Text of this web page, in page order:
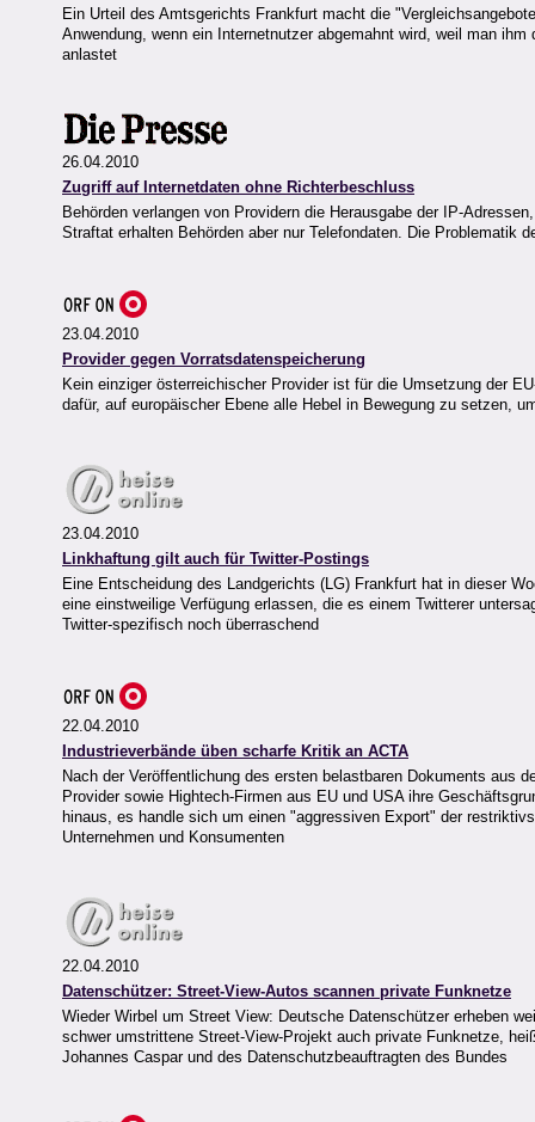
Ein Urteil des Amtsgerichts Frankfurt macht die
Anwendung, wenn ein Internetnutzer abgemahnt wird, weil man
anlastet
26.04.2010
Zugriff auf Internetdaten ohne Richterbeschluss
Behörden verlangen von Providern die Herausgabe der IP-
Straftat erhalten Behörden aber nur Telefondaten. Die Problematik
23.04.2010
Provider gegen Vorratsdatenspeicherung
Kein einziger österreichischer Provider ist für die Umsetzung der
dafür, auf europäischer Ebene alle Hebel in Bewegung zu setzen,
23.04.2010
Linkhaftung gilt auch für Twitter-Postings
Eine Entscheidung des Landgerichts (LG) Frankfurt hat in dieser
eine einstweilige Verfügung erlassen, die es einem Twitterer
Twitter-spezifisch noch überraschend
22.04.2010
Industrieverbände üben scharfe Kritik an ACTA
Nach der Veröffentlichung des ersten belastbaren Dokuments aus
Provider sowie Hightech-Firmen aus EU und USA ihre
hinaus, es handle sich um einen "aggressiven Export" der
Unternehmen und Konsumenten
22.04.2010
Datenschützer: Street-View-Autos scannen private Funknetze
Wieder Wirbel um Street View: Deutsche Datenschützer erheben
schwer umstrittene Street-View-Projekt auch private Funknetze,
Johannes Caspar und des Datenschutzbeauftragten des Bundes